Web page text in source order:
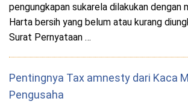
pengungkapan sukarela dilakukan dengan
Harta bersih yang belum atau kurang
Surat Pernyataan …
Pentingnya Tax amnesty dari Kaca
Pengusaha